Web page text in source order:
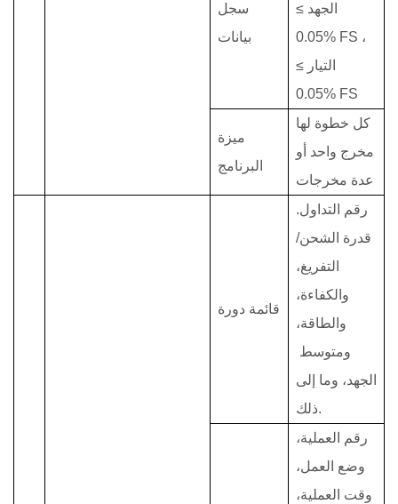
سجل
بيانات
الجهد ≥
0.05% FS ،
التيار ≥
0.05% FS
ميزة
البرنامج
كل خطوة لها
مخرج واحد أو
عدة مخرجات
قائمة دورة
رقم التداول.
قدرة الشحن/
التفريغ،
والكفاءة،
والطاقة،
ومتوسط ​​
الجهد، وما إلى
ذلك.
رقم العملية،
وضع العمل،
وقت العملية،